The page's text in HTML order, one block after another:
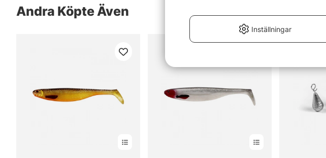
Andra Köpte Även
Inställningar